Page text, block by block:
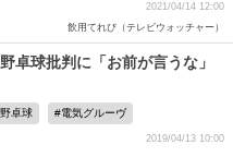
2021/04/14 12:00
飲用てれび（テレビウォッチャー）
卓球批判に「お前が言うな」
卓球 電気グルーヴ
2019/04/13 10:00